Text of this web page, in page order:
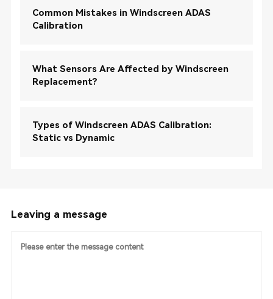
Common Mistakes in Windscreen ADAS
Calibration
What Sensors Are Affected by Windscreen
Replacement?
Types of Windscreen ADAS Calibration:
Static vs Dynamic
Leaving a message